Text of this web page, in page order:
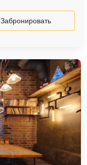
Забронировать